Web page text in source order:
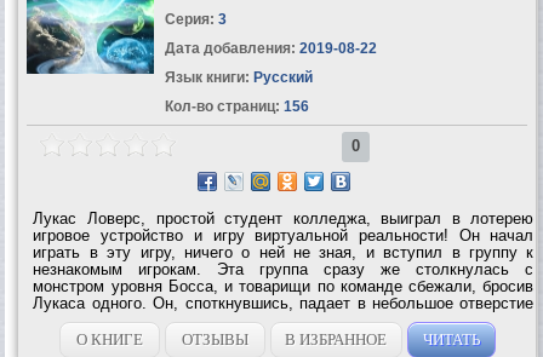
Серия: 3
Дата добавления: 2019-08-22
Язык книги: Русский
Кол-во страниц: 156
0
Лукас Ловерс, простой студент колледжа, выиграл в лотерею
игровое устройство и игру виртуальной реальности! Он начал
играть в эту игру, ничего о ней не зная, и вступил в группу к
незнакомым игрокам. Эта группа сразу же столкнулась с
монстром уровня Босса, и товарищи по команде сбежали, бросив
Лукаса одного. Он, споткнувшись, падает в небольшое отверстие
и спасается от Босса, однако, умудряется застрять в этой
пещере! Да еще и не...
О КНИГЕ ОТЗЫВЫ В ИЗБРАННОЕ ЧИТАТЬ